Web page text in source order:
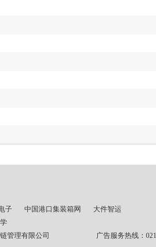
子 中国港口集装箱网
大件智运
应链管理有限公司 广告服务热线：021-